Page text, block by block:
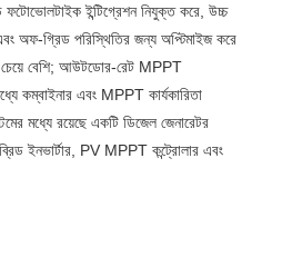
ইন্টিগ্রেশন নিযুক্ত করে, উচ্চ
অফ-গ্রিড পরিস্থিতির জন্য অপ্টিমাইজ করে
চেয়ে বেশি; আউটডোর-রেট MPPT
কম্বাইনার এবং MPPT কার্যকারিতা
মধ্যে রয়েছে একটি ডিজেল জেনারেটর
ইনভার্টার, PV MPPT কন্ট্রোলার এবং